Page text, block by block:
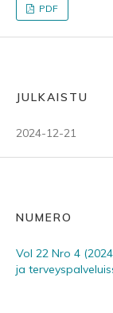
PDF
JULKAISTU
2024-12-21
NUMERO
Vol 22 Nro 4
ja